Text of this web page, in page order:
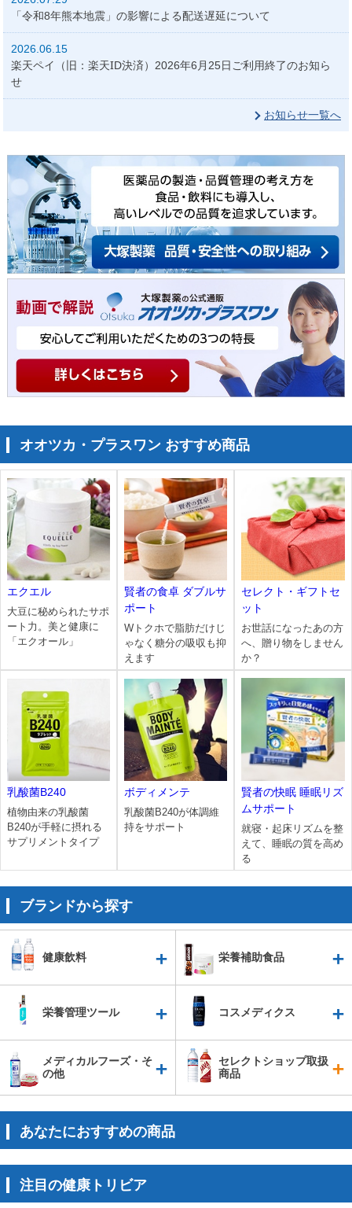
「令和8年熊本地震」の影響による配送遅延について
2026.06.15
楽天ペイ（旧：楽天ID決済）2026年6月25日ご利用終了のお知ら
せ
お知らせ一覧へ
オオツカ・プラスワン おすすめ商品
エクエル
大豆に秘められたサポ
ート力。美と健康に
「エクオール」
賢者の食卓 ダブルサ
ポート
Wトクホで脂肪だけじ
ゃなく糖分の吸収も抑
えます
セレクト・ギフトセ
ット
お世話になったあの方
へ、贈り物をしません
か？
乳酸菌B240
植物由来の乳酸菌
B240が手軽に摂れる
サプリメントタイプ
ボディメンテ
乳酸菌B240が体調維
持をサポート
賢者の快眠 睡眠リズ
ムサポート
就寝・起床リズムを整
えて、睡眠の質を高め
る
ブランドから探す
健康飲料 栄養補助食品
栄養管理ツール コスメディクス
メディカルフーズ・そ
の他
セレクトショップ取扱
商品
あなたにおすすめの商品
注目の健康トリビア